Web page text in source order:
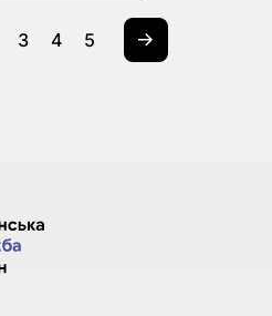
3 4 5